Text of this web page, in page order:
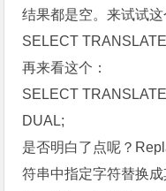
结果都是空。来试试这
SELECT
再来看这个：
SELECT
DUAL;
是否明白了点呢？
符串中指定字符替换